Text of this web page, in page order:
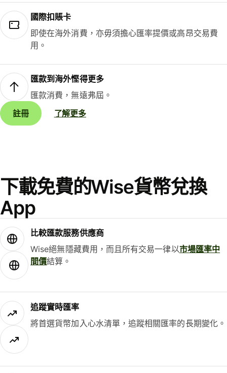
國際扣賬卡
即使在海外消費，亦毋須擔心匯率提價或高昂交易費
用。
匯款到海外慳得更多
匯款消費，無遠弗屆。
註冊
了解更多
下載免費的Wise貨幣兌換
App
比較匯款服務供應商
Wise絕無隱藏費用，而且所有交易一律以市場匯率中
間價結算。
追蹤實時匯率
將首選貨幣加入心水清單，追蹤相關匯率的長期變化。